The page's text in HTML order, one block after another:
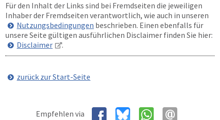
Für den Inhalt der Links sind bei Fremdseiten die jeweiligen
Inhaber der Fremdseiten verantwortlich, wie auch in unseren
Nutzungsbedingungen beschrieben. Einen ebenfalls für
unsere Seite gültigen ausführlichen Disclaimer finden Sie hier:
Disclaimer
.
zurück zur Start-Seite
Empfehlen via